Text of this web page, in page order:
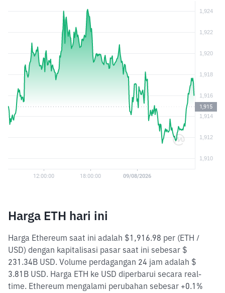
Harga ETH hari ini
Harga Ethereum saat ini adalah $1,916.98 per (ETH /
USD) dengan kapitalisasi pasar saat ini sebesar $
231.34B USD. Volume perdagangan 24 jam adalah $
3.81B USD. Harga ETH ke USD diperbarui secara real-
time. Ethereum mengalami perubahan sebesar +0.1%